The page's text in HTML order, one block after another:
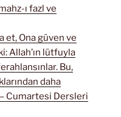
ı fazl ve
et, Ona güven ve
Allah’ın lütfuyla
Bu,
daha
– Cumartesi Dersleri